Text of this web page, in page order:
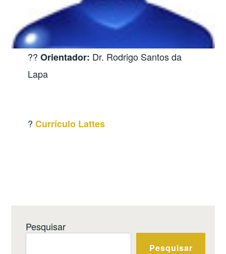
?‍? Orientador: Dr. Rodrigo Santos da
Lapa
? Currículo Lattes
Pesquisar
Pesquisar